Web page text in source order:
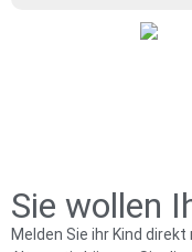
Sie wollen
Melden Sie ihr Kind